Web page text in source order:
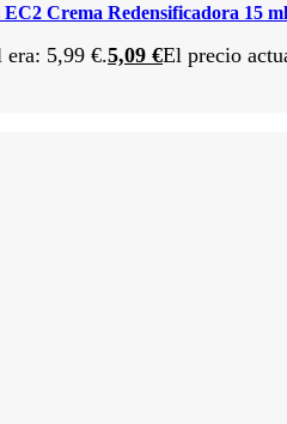
Crema Redensificadora 15 ml
5,99 €.5,09 €El precio